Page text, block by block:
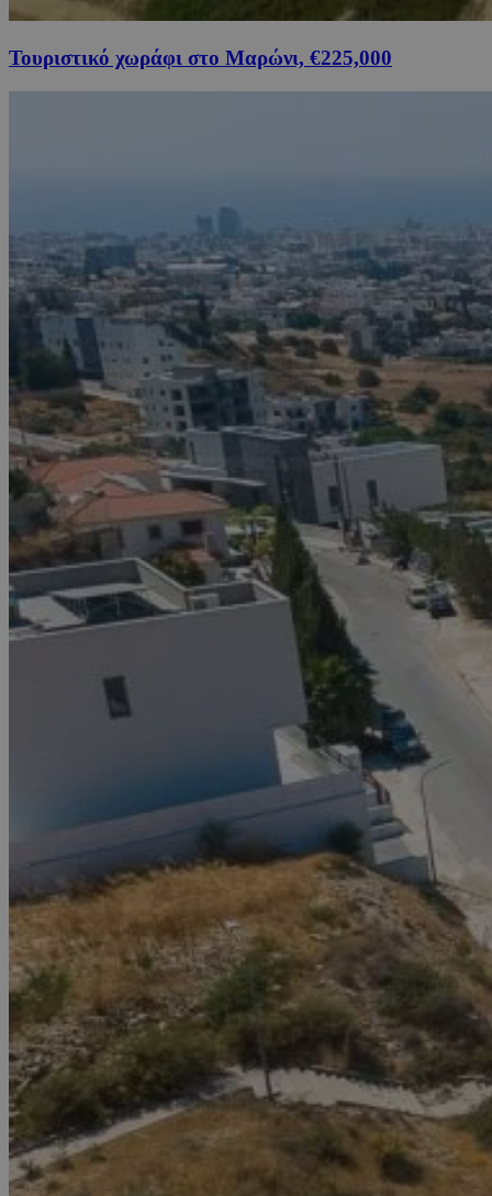
Τουριστικό χωράφι στο Μαρώνι, €225,000